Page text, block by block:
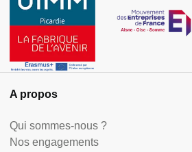
A propos
Qui sommes-nous ?
Nos engagements